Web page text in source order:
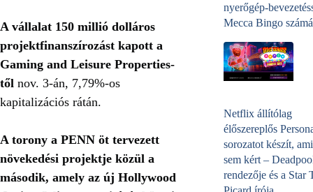
A vállalat 150 millió dolláros
projektfinanszírozást kapott a
Gaming and Leisure Properties-
től nov. 3-án, 7,79%-os
kapitalizációs rátán.
A torony a PENN öt tervezett
növekedési projektje közül a
második, amely az új Hollywood
nyerőgép-
Mecca Bingo
Netflix állítólag
élőszereplős
sorozatot készít,
sem kért –
rendezője és a Star